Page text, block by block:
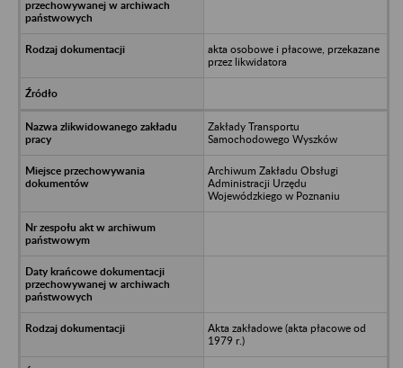
akta osobowe i płacowe, przekazane
przez likwidatora
Zakłady Transportu
Samochodowego Wyszków
Archiwum Zakładu Obsługi
Administracji Urzędu
Wojewódzkiego w Poznaniu
Akta zakładowe (akta płacowe od
1979 r.)